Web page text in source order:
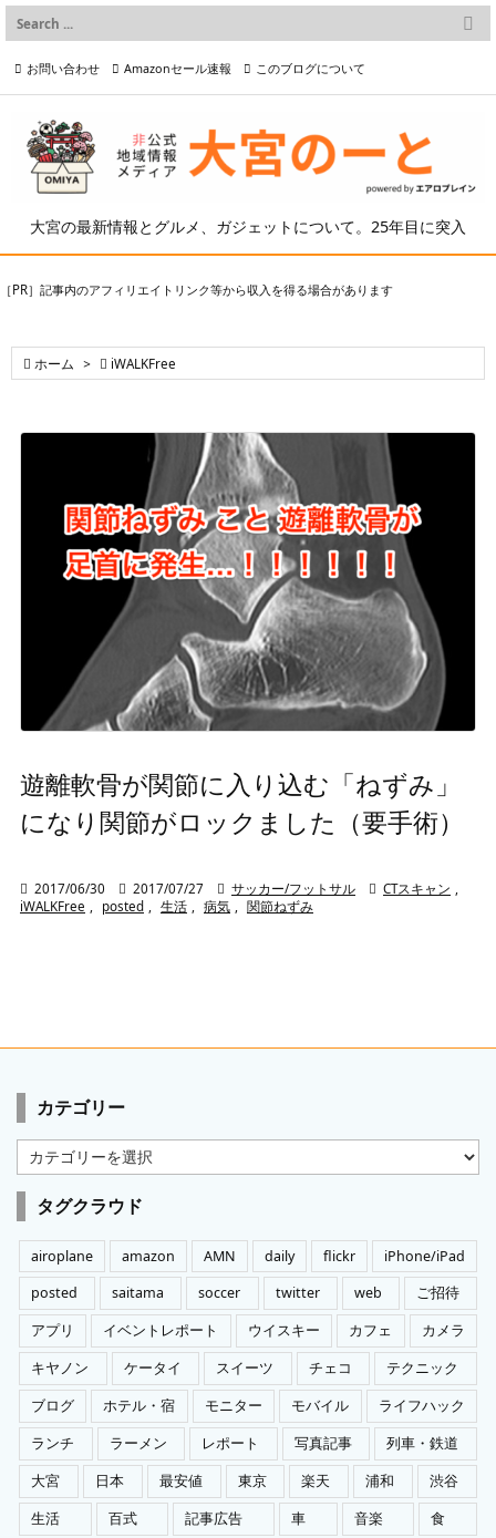
大宮の最新情報とグルメ、ガジェットについて。25年目に突入

メニュー

検索
お問い合わせ Amazonセール速報 このブログについて
プライバシーポリシー等
［PR］記事内のアフィリエイトリンク等から収入を得る場合があります
 ホーム >  iWALKFree
遊離軟骨が関節に入り込む「ねずみ」
になり関節がロックました（要手術）
 2017/06/30  2017/07/27  サッカー/フットサル  CTスキャン
iWALKFree
posted 生活 病気 関節ねずみ
カテゴリー
カ
テ
ゴ
リ
ー
タグクラウド
airoplane amazon AMN daily flickr
iPhone/iPad
posted
saitama soccer twitter web
ご招待
アプリ
イベントレポート ウイスキー カフェ
カメラ
キヤノン
ケータイ スイーツ チェコ
テクニック
ブログ
ホテル・宿 モニター モバイル
ライフハック
ランチ
ラーメン レポート 写真記事
列車・鉄道
大宮
日本 最安値 東京 楽天 浦和
渋谷
生活
百式 記事広告 車 音楽 食